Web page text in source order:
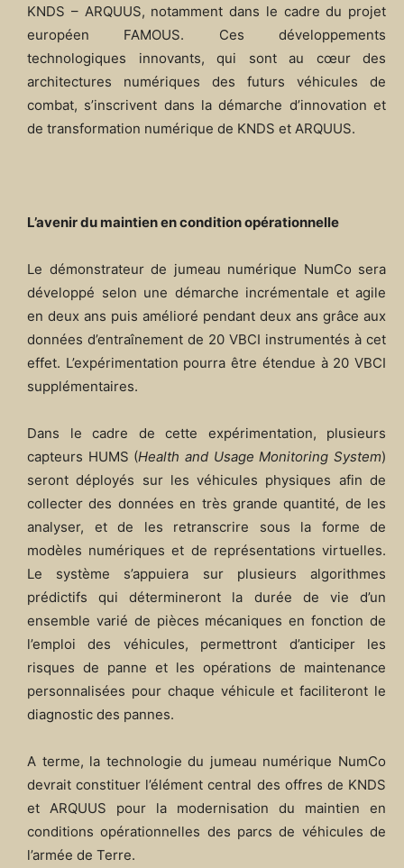
KNDS – ARQUUS, notamment dans le cadre du projet
européen FAMOUS. Ces développements
technologiques innovants, qui sont au cœur des
architectures numériques des futurs véhicules de
combat, s’inscrivent dans la démarche d’innovation et
de transformation numérique de KNDS et ARQUUS.
L’avenir du maintien en condition opérationnelle
Le démonstrateur de jumeau numérique NumCo sera
développé selon une démarche incrémentale et agile
en deux ans puis amélioré pendant deux ans grâce aux
données d’entraînement de 20 VBCI instrumentés à cet
effet. L’expérimentation pourra être étendue à 20 VBCI
supplémentaires.
Dans le cadre de cette expérimentation, plusieurs
capteurs HUMS (Health and Usage Monitoring System)
seront déployés sur les véhicules physiques afin de
collecter des données en très grande quantité, de les
analyser, et de les retranscrire sous la forme de
modèles numériques et de représentations virtuelles.
Le système s’appuiera sur plusieurs algorithmes
prédictifs qui détermineront la durée de vie d’un
ensemble varié de pièces mécaniques en fonction de
l’emploi des véhicules, permettront d’anticiper les
risques de panne et les opérations de maintenance
personnalisées pour chaque véhicule et faciliteront le
diagnostic des pannes.
A terme, la technologie du jumeau numérique NumCo
devrait constituer l’élément central des offres de KNDS
et ARQUUS pour la modernisation du maintien en
conditions opérationnelles des parcs de véhicules de
l’armée de Terre.